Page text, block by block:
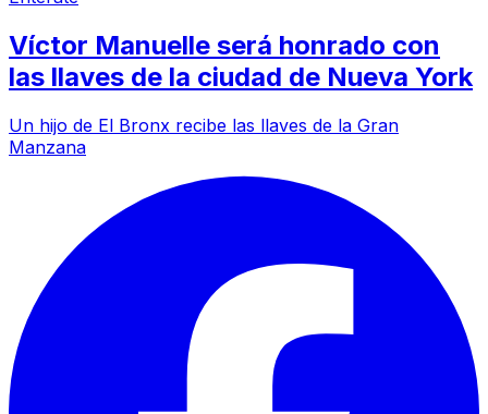
Víctor Manuelle será honrado con
las llaves de la ciudad de Nueva York
Un hijo de El Bronx recibe las llaves de la Gran
Manzana